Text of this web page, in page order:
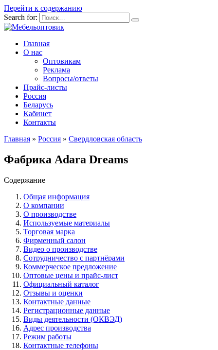
Перейти к содержанию
Search for:
Главная
О нас
Оптовикам
Реклама
Вопросы/ответы
Прайс-листы
Россия
Беларусь
Кабинет
Контакты
Главная » Россия » Свердловская область
Фабрика Adara Dreams
Содержание
Общая информация
О компании
О производстве
Используемые материалы
Торговая марка
Фирменный салон
Видео о производстве
Сотрудничество с партнёрами
Коммерческое предложение
Оптовые цены и прайс-лист
Официальный каталог
Отзывы и оценки
Контактные данные
Регистрационные данные
Виды деятельности (ОКВЭД)
Адрес производства
Режим работы
Контактные телефоны